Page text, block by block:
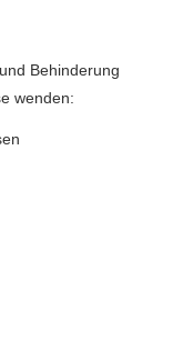
Behinderung
wenden: